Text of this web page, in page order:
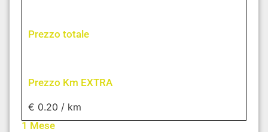
Prezzo totale
Prezzo Km EXTRA
€ 0.20 / km
1 Mese